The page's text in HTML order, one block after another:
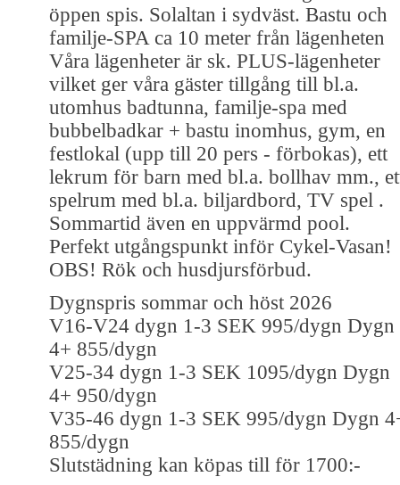
öppen spis. Solaltan i sydväst. Bastu och
familje-SPA ca 10 meter från lägenheten
Våra lägenheter är sk. PLUS-lägenheter
vilket ger våra gäster tillgång till bl.a.
utomhus badtunna, familje-spa med
bubbelbadkar + bastu inomhus, gym, en
festlokal (upp till 20 pers - förbokas), ett
lekrum för barn med bl.a. bollhav mm.,
spelrum med bl.a. biljardbord, TV spel .
Sommartid även en uppvärmd pool.
Perfekt utgångspunkt inför Cykel-Vasan!
OBS! Rök och husdjursförbud.
Dygnspris sommar och höst 2026
V16-V24 dygn 1-3 SEK 995/dygn Dygn
4+ 855/dygn
V25-34 dygn 1-3 SEK 1095/dygn Dygn
4+ 950/dygn
V35-46 dygn 1-3 SEK 995/dygn Dygn
855/dygn
Slutstädning kan köpas till för 1700:-